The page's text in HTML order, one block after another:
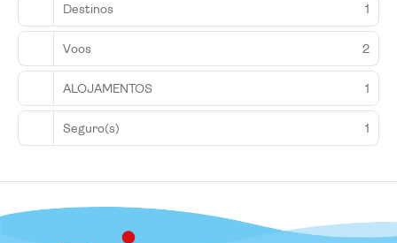
Destinos 1
Voos 2
ALOJAMENTOS 1
Seguro(s) 1